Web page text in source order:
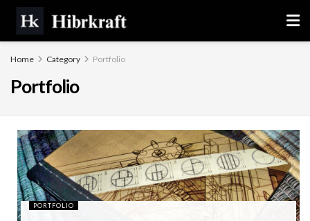
Home Category Portfolio
Portfolio
PORTFOLIO